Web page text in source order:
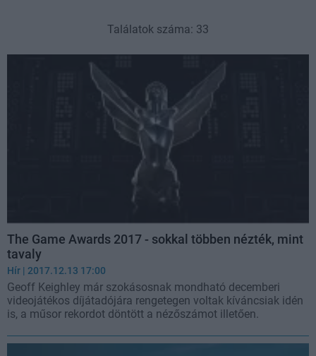
Találatok száma: 33
The Game Awards 2017 - sokkal többen nézték, mint
tavaly
Hír | 2017.12.13 17:00
Geoff Keighley már szokásosnak mondható decemberi
videojátékos díjátadójára rengetegen voltak kíváncsiak idén
is, a műsor rekordot döntött a nézőszámot illetően.